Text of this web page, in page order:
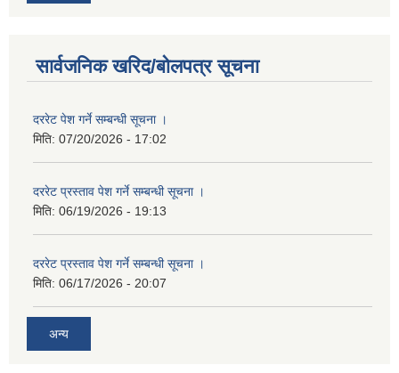
सार्वजनिक खरिद/बोलपत्र सूचना
दररेट पेश गर्ने सम्बन्धी सूचना ।
मिति: 07/20/2026 - 17:02
दररेट प्रस्ताव पेश गर्ने सम्बन्धी सूचना ।
मिति: 06/19/2026 - 19:13
दररेट प्रस्ताव पेश गर्ने सम्बन्धी सूचना ।
मिति: 06/17/2026 - 20:07
अन्य